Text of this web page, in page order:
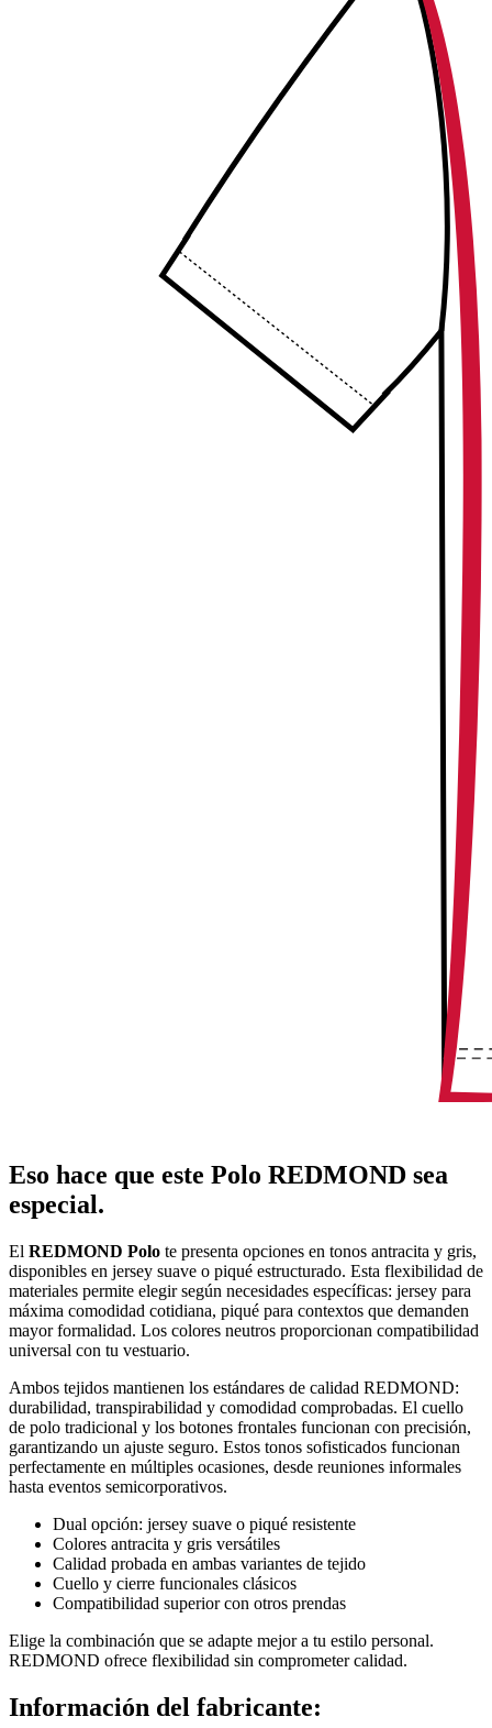
Eso hace que este Polo REDMOND sea
especial.
El REDMOND Polo te presenta opciones en tonos antracita y gris,
disponibles en jersey suave o piqué estructurado. Esta flexibilidad de
materiales permite elegir según necesidades específicas: jersey para
máxima comodidad cotidiana, piqué para contextos que demanden
mayor formalidad. Los colores neutros proporcionan compatibilidad
universal con tu vestuario.
Ambos tejidos mantienen los estándares de calidad REDMOND:
durabilidad, transpirabilidad y comodidad comprobadas. El cuello
de polo tradicional y los botones frontales funcionan con precisión,
garantizando un ajuste seguro. Estos tonos sofisticados funcionan
perfectamente en múltiples ocasiones, desde reuniones informales
hasta eventos semicorporativos.
Dual opción: jersey suave o piqué resistente
Colores antracita y gris versátiles
Calidad probada en ambas variantes de tejido
Cuello y cierre funcionales clásicos
Compatibilidad superior con otros prendas
Elige la combinación que se adapte mejor a tu estilo personal.
REDMOND ofrece flexibilidad sin comprometer calidad.
Información del fabricante: